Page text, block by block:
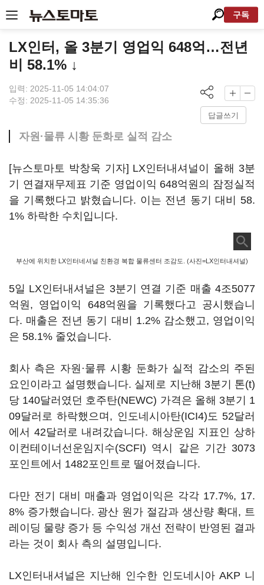
구독
LX인터, 올 3분기 영업익 648억…전년
비 58.1% ↓
입력: 2025-11-05 14:04:07
수정: 2025-11-05 14:35:36
답글쓰기
자원·물류 시황 둔화로 실적 감소
[뉴스토마토 박창욱 기자] LX인터내셔널이 올해 3분
기 연결재무제표 기준 영업이익 648억원의 잠정실적
을 기록했다고 밝혔습니다. 이는 전년 동기 대비 58.
1% 하락한 수치입니다.
부산에 위치한 LX인터네셔널 친환경 복합 물류센터 조감도. (사진=LX인터내셔널)
5일 LX인터내셔널은 3분기 연결 기준 매출 4조5077
억원, 영업이익 648억원을 기록했다고 공시했습니
다. 매출은 전년 동기 대비 1.2% 감소했고, 영업이익
은 58.1% 줄었습니다.
회사 측은 자원·물류 시황 둔화가 실적 감소의 주된
요인이라고 설명했습니다. 실제로 지난해 3분기 톤(t)
당 140달러였던 호주탄(NEWC) 가격은 올해 3분기 1
09달러로 하락했으며, 인도네시아탄(ICI4)도 52달러
에서 42달러로 내려갔습니다. 해상운임 지표인 상하
이컨테이너선운임지수(SCFI) 역시 같은 기간 3073
포인트에서 1482포인트로 떨어졌습니다.
다만 전기 대비 매출과 영업이익은 각각 17.7%, 17.
8% 증가했습니다. 광산 원가 절감과 생산량 확대, 트
레이딩 물량 증가 등 수익성 개선 전략이 반영된 결과
라는 것이 회사 측의 설명입니다.
LX인터내셔널은 지난해 인수한 인도네시아 AKP 니